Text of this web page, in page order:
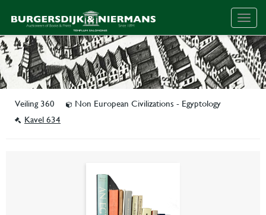
Veiling 360
Non European Civilizations - Egyptology
Kavel 634